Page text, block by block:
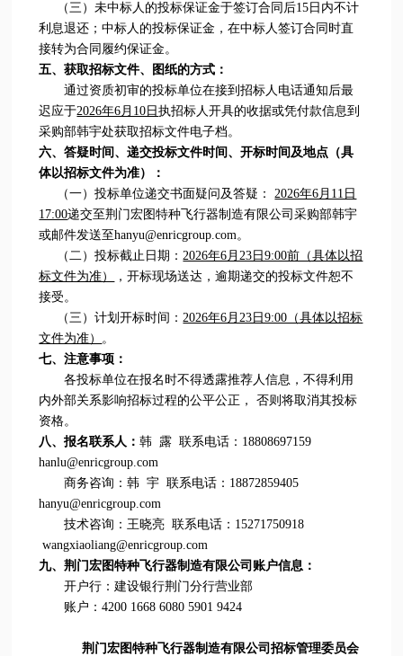
（三）未中标人的投标保证金于签订合同后15日内不计
利息退还；中标人的投标保证金，在中标人签订合同时直
接转为合同履约保证金。
五、获取招标文件、图纸的方式：
通过资质初审的投标单位在接到招标人电话通知后最
迟应于2026年6月10日执招标人开具的收据或凭付款信息到
采购部韩宇处获取招标文件电子档。
六、答疑时间、递交投标文件时间、开标时间及地点（具
体以招标文件为准）：
（一）投标单位递交书面疑问及答疑：2026年6月11日
17:00递交至荆门宏图特种飞行器制造有限公司采购部韩宇
或邮件发送至hanyu@enricgroup.com。
（二）投标截止日期：2026年6月23日9:00前（具体以招
标文件为准）
，开标现场送达，逾期递交的投标文件恕不
接受。
（三）计划开标时间：2026年6月23日9:00（具体以招标
文件为准） 。
七、注意事项：
各投标单位在报名时不得透露推荐人信息，不得利用
内外部关系影响招标过程的公平公正， 否则将取消其投标
资格。
八、报名联系人：韩 露 联系电话：18808697159
hanlu@enricgroup.com
商务咨询：韩 宇 联系电话：18872859405
hanyu@enricgroup.com
技术咨询：王晓亮 联系电话：15271750918
wangxiaoliang@enricgroup.com
九、荆门宏图特种飞行器制造有限公司账户信息：
开户行：建设银行荆门分行营业部
账户：4200 1668 6080 5901 9424
荆门宏图特种飞行器制造有限公司招标管理委员会